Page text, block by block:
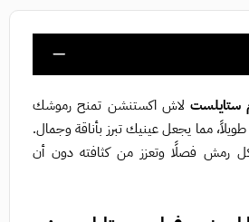
ستايلست لاش اكستنشن تمنح رموشك
مما يجعل عينيك تبرز بأناقة وجمال.
كل رمش فصلًا وتعزز من كثافته دون أن